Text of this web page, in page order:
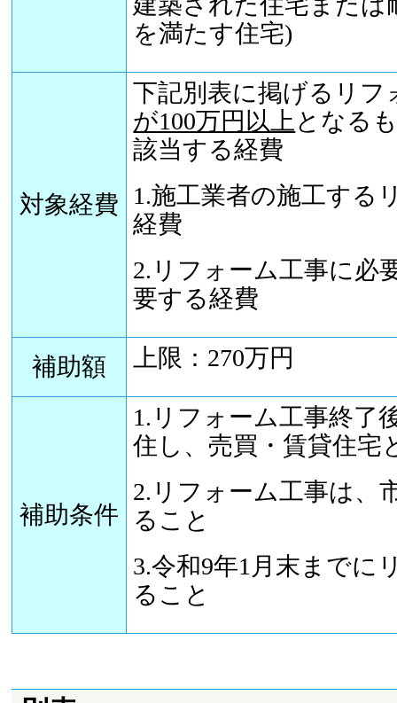
を満たす住宅)
対象経費
下記別表に掲げるリフ
が100万円以上 となる
該当する経費
1.施工業者の施工する
経費
2.リフォーム工事に必
要する経費
補助額 上限：270万円
補助条件
1.リフォーム工事終了
住し、売買・賃貸住宅
2.リフォーム工事は、
ること
3.令和9年1月末までに
ること